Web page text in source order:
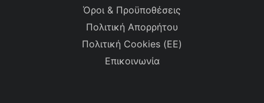
Όροι & Προϋποθέσεις
Πολιτική Απορρήτου
Πολιτική Cookies (ΕΕ)
Επικοινωνία